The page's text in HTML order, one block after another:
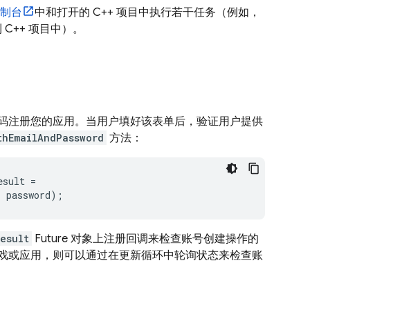
台
中和打开的 C++ 项目中执行若干任务（例如，
项目中）。
册您的应用。当用户填好该表单后，验证用户提供
方法：
=
password);
Future 对象上注册回调来检查账号创建操作的
应用，则可以通过在更新循环中轮询状态来检查账